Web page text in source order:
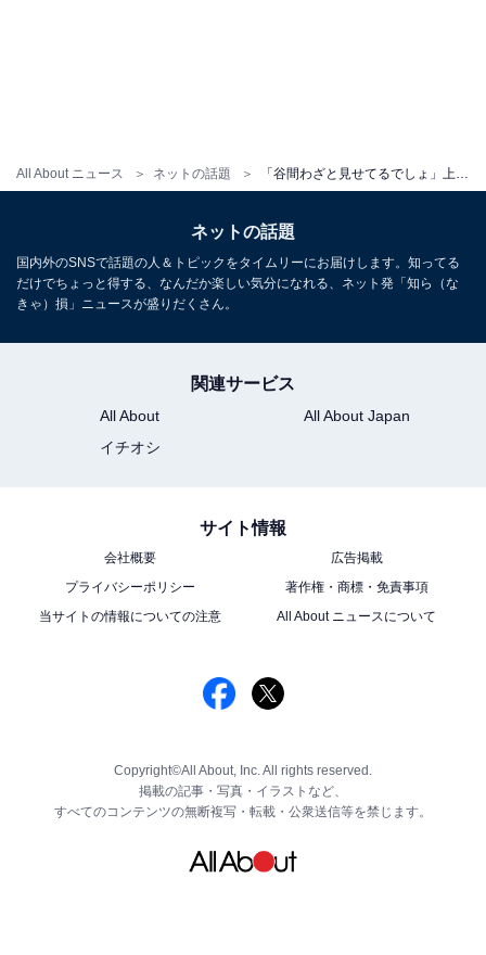
All About ニュース ネットの話題
ネットの話題
国内外のSNSで話題の人＆トピックをタイムリーにお届けします。知ってる
だけでちょっと得する、なんだか楽しい気分になれる、ネット発「知ら（な
きゃ）損」ニュースが盛りだくさん。
関連サービス
All About
All About Japan
イチオシ
サイト情報
会社概要
広告掲載
プライバシーポリシー
著作権・商標・免責事項
当サイトの情報についての注意
All About ニュースについて
Copyright©All About, Inc. All rights reserved.
掲載の記事・写真・イラストなど、
すべてのコンテンツの無断複写・転載・公衆送信等を禁じます。